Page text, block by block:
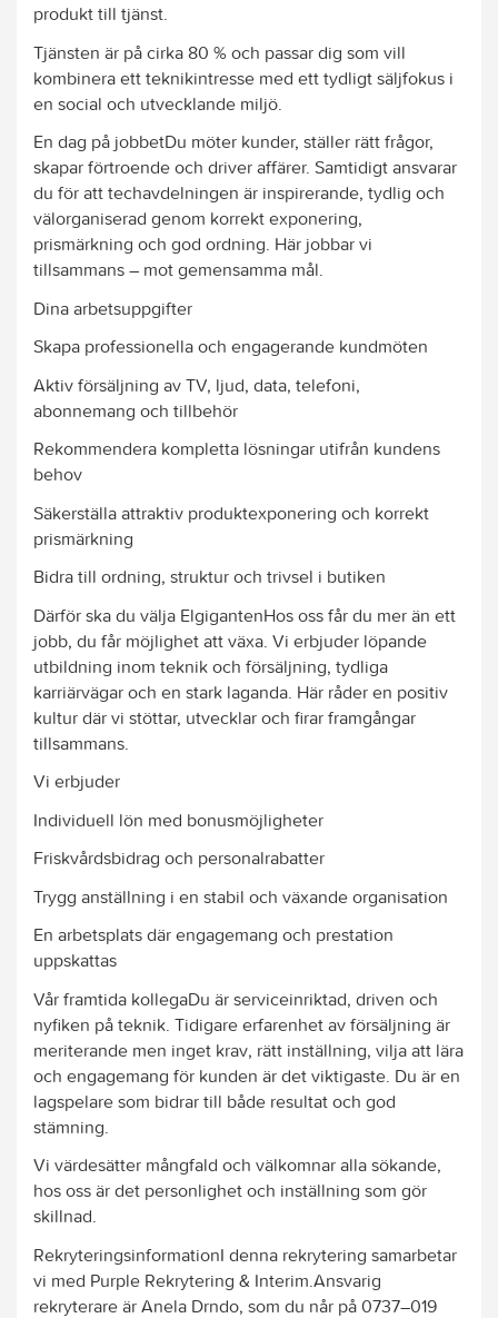
produkt till tjänst.
Tjänsten är på cirka 80 % och passar dig som vill
kombinera ett teknikintresse med ett tydligt säljfokus i
en social och utvecklande miljö.
En dag på jobbetDu möter kunder, ställer rätt frågor,
skapar förtroende och driver affärer. Samtidigt ansvarar
du för att techavdelningen är inspirerande, tydlig och
välorganiserad genom korrekt exponering,
prismärkning och god ordning. Här jobbar vi
tillsammans – mot gemensamma mål.
Dina arbetsuppgifter
Skapa professionella och engagerande kundmöten
Aktiv försäljning av TV, ljud, data, telefoni,
abonnemang och tillbehör
Rekommendera kompletta lösningar utifrån kundens
behov
Säkerställa attraktiv produktexponering och korrekt
prismärkning
Bidra till ordning, struktur och trivsel i butiken
Därför ska du välja ElgigantenHos oss får du mer än ett
jobb, du får möjlighet att växa. Vi erbjuder löpande
utbildning inom teknik och försäljning, tydliga
karriärvägar och en stark laganda. Här råder en positiv
kultur där vi stöttar, utvecklar och firar framgångar
tillsammans.
Vi erbjuder
Individuell lön med bonusmöjligheter
Friskvårdsbidrag och personalrabatter
Trygg anställning i en stabil och växande organisation
En arbetsplats där engagemang och prestation
uppskattas
Vår framtida kollegaDu är serviceinriktad, driven och
nyfiken på teknik. Tidigare erfarenhet av försäljning är
meriterande men inget krav, rätt inställning, vilja att lära
och engagemang för kunden är det viktigaste. Du är en
lagspelare som bidrar till både resultat och god
stämning.
Vi värdesätter mångfald och välkomnar alla sökande,
hos oss är det personlighet och inställning som gör
skillnad.
RekryteringsinformationI denna rekrytering samarbetar
vi med Purple Rekrytering & Interim.Ansvarig
rekryterare är Anela Drndo, som du når på 0737–019